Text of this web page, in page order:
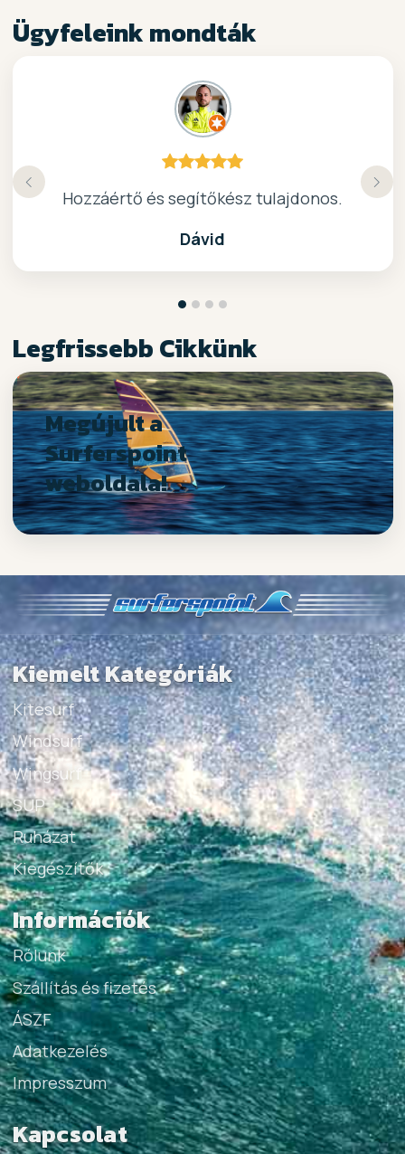
Ügyfeleink mondták
Hozzáértő és segítőkész tulajdonos.
Dávid
kiváló surf-ös bolt .. ajánlom!
Nagyon kedves elado, jo kis bolt :)
Köszönöm a gyors, barátságos kiszolgálast.
Legfrissebb Cikkünk
Megújult a
Surferspoint
weboldala!
Kiemelt Kategóriák
Kitesurf
Windsurf
Wingsurf
SUP
Ruházat
Kiegészítők
Információk
Rólunk
Szállítás és fizetés
ÁSZF
Adatkezelés
Impresszum
Kapcsolat